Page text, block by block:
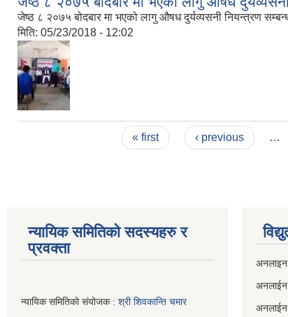
जेष्ठ ८ २०७५ बोदबार मा भएको लागु औषध दुर्यव्यसनी नियन्त्रण
मिति: 05/23/2018 - 12:02
« first ‹ previous …
न्यायिक समितिको सदस्यहरु र
प्रवक्ता
न्यायिक समितिको संयोजक : श्री शिवकान्ति चमार
अनलाइन
अनलाईन